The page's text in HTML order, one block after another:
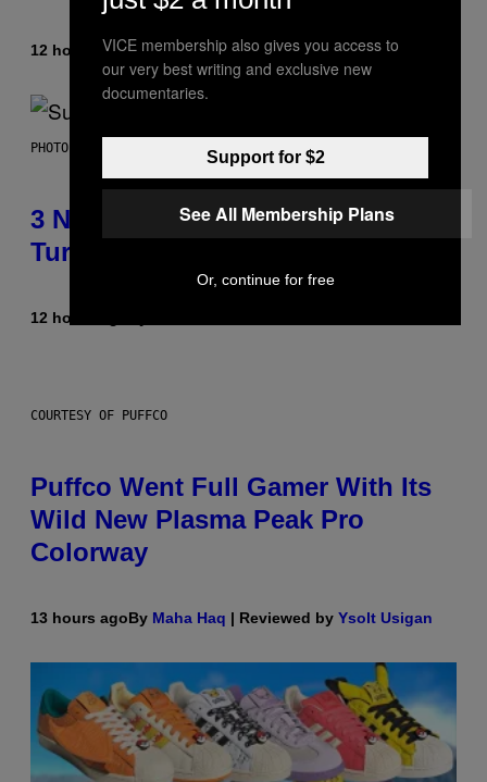
12 hours agoByLauren Boisvert
PHOTO BY NIELS VAN IPEREN/GETTY IMAGES
3 No-Skip Britpop Albums
Turning 30 This Year
12 hours ago
COURTESY OF PUFFCO
Puffco Went Full Gamer With Its
Wild New Plasma Peak Pro
Colorway
13 hours agoBy Maha Haq | Reviewed by Ysolt Usigan
VICE membership also gives you access to
our very best writing and exclusive new
documentaries.
Support for $2
See All Membership Plans
Or, continue for free